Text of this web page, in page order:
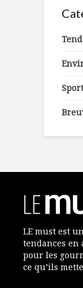
LE must est
tendances en
pour les
ce qu’ils